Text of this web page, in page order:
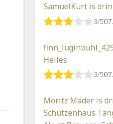
SamuelKurt is
3/5
Helles
3/5
Moritz Mäder is
Schützenhaus